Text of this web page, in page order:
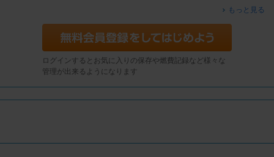
もっと見る
ログインするとお気に入りの保存や燃費記録など様々な
管理が出来るようになります